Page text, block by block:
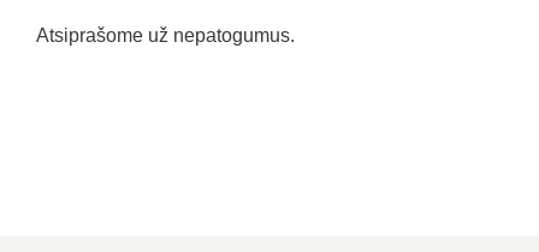
Atsiprašome už nepatogumus.